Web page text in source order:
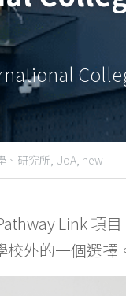
、研究所, UoA, new
Link 項
外的一個選擇